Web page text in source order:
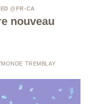
@FR-CA
nouveau
TREMBLAY